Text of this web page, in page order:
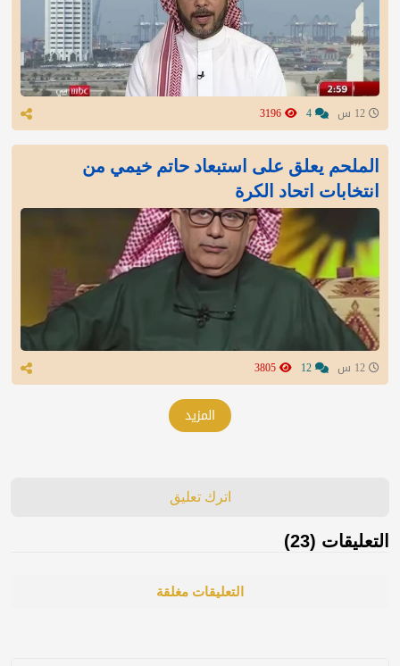
الملحم يعلق على استبعاد حاتم خيمي من
انتخابات اتحاد الكرة
المزيد
اترك تعليق
التعليقات (23)
التعليقات مغلقة